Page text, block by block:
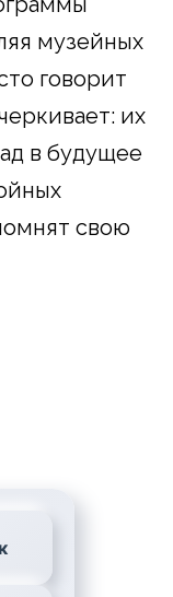
музейных
говорит
их
в будущее
свою